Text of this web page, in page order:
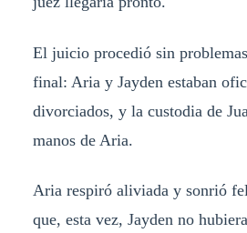
El juicio procedió sin
final: Aria y Jayden estaban
divorciados, y la custodia de
manos de Aria.
Aria respiró aliviada y sonrió
que, esta vez, Jayden no